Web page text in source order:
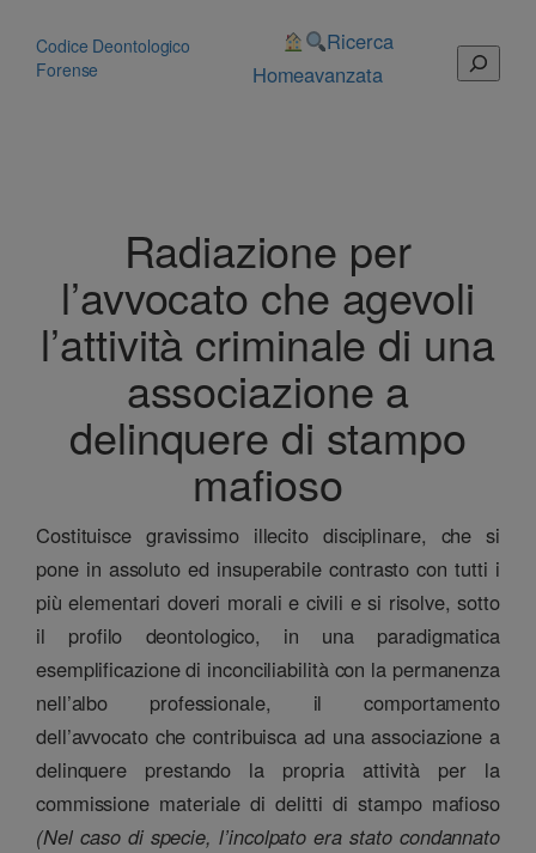
contenuto
Codice Deontologico
Forense
Home
Ricerca
avanzata
Cerca
Radiazione per
l’avvocato che agevoli
l’attività criminale di una
associazione a
delinquere di stampo
mafioso
Costituisce gravissimo illecito disciplinare, che si
pone in assoluto ed insuperabile contrasto con tutti i
più elementari doveri morali e civili e si risolve, sotto
il profilo deontologico, in una paradigmatica
esemplificazione di inconciliabilità con la permanenza
nell’albo professionale, il comportamento
dell’avvocato che contribuisca ad una associazione a
delinquere prestando la propria attività per la
commissione materiale di delitti di stampo mafioso
(Nel caso di specie, l’incolpato era stato condannato